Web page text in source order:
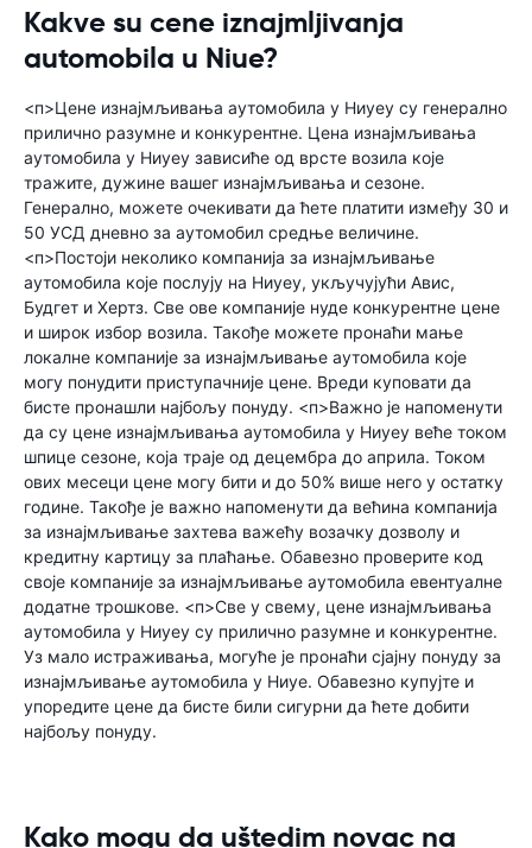
Kakve su cene iznajmljivanja
automobila u Niue?
<п>Цене изнајмљивања аутомобила у Ниуеу су генерално
прилично разумне и конкурентне. Цена изнајмљивања
аутомобила у Ниуеу зависиће од врсте возила које
тражите, дужине вашег изнајмљивања и сезоне.
Генерално, можете очекивати да ћете платити између 30 и
50 УСД дневно за аутомобил средње величине.
<п>Постоји неколико компанија за изнајмљивање
аутомобила које послују на Ниуеу, укључујући Авис,
Будгет и Хертз. Све ове компаније нуде конкурентне цене
и широк избор возила. Такође можете пронаћи мање
локалне компаније за изнајмљивање аутомобила које
могу понудити приступачније цене. Вреди куповати да
бисте пронашли најбољу понуду. <п>Важно је напоменути
да су цене изнајмљивања аутомобила у Ниуеу веће током
шпице сезоне, која траје од децембра до априла. Током
ових месеци цене могу бити и до 50% више него у остатку
године. Такође је важно напоменути да већина компанија
за изнајмљивање захтева важећу возачку дозволу и
кредитну картицу за плаћање. Обавезно проверите код
своје компаније за изнајмљивање аутомобила евентуалне
додатне трошкове. <п>Све у свему, цене изнајмљивања
аутомобила у Ниуеу су прилично разумне и конкурентне.
Уз мало истраживања, могуће је пронаћи сјајну понуду за
изнајмљивање аутомобила у Ниуе. Обавезно купујте и
упоредите цене да бисте били сигурни да ћете добити
најбољу понуду.
Kako mogu da uštedim novac na